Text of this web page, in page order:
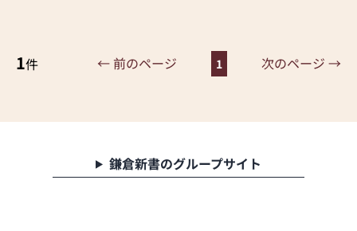
3,000基のお墓を納めていま
す。「お仏壇のはせがわ」
案しております。ご自身、
ついて、迷うことや、お困
りのことなどございました
1件 ← 前のページ 1 次のページ →
鎌倉新書のグループサイト